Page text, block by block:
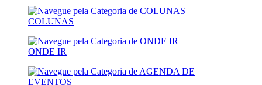
COLUNAS
ONDE IR